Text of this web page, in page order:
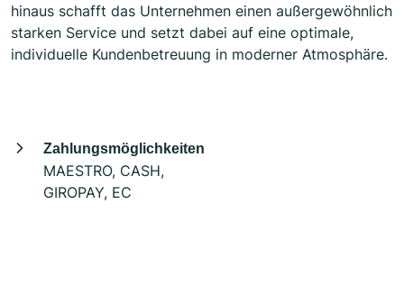
hinaus schafft das Unternehmen einen außergewöhnlich
starken Service und setzt dabei auf eine optimale,
individuelle Kundenbetreuung in moderner Atmosphäre.
Zahlungsmöglichkeiten
MAESTRO, CASH,
GIROPAY, EC